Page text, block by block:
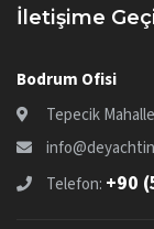
İletişime
Bodrum Ofisi
Tepecik
Telefon: +90